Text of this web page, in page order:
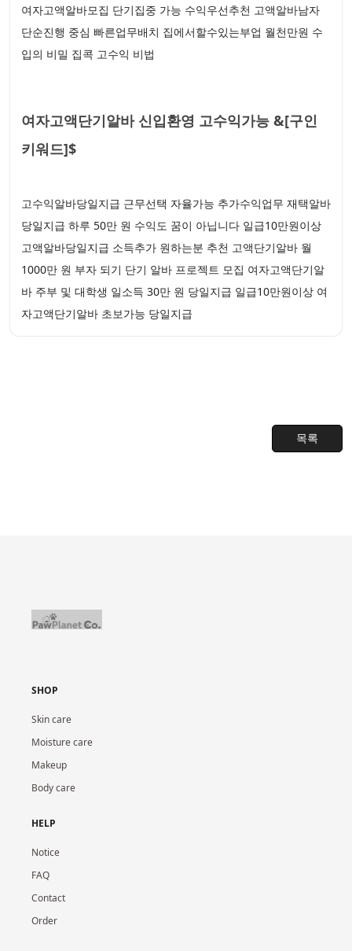
여자고액알바모집 단기집중 가능 수익우선추천 고액알바남자
단순진행 중심 빠른업무배치 집에서할수있는부업 월천만원 수
입의 비밀 집콕 고수익 비법
여자고액단기알바 신입환영 고수익가능 &[구인
키워드]$
고수익알바당일지급 근무선택 자율가능 추가수익업무 재택알바
당일지급 하루 50만 원 수익도 꿈이 아닙니다 일급10만원이상
고액알바당일지급 소득추가 원하는분 추천 고액단기알바 월
1000만 원 부자 되기 단기 알바 프로젝트 모집 여자고액단기알
바 주부 및 대학생 일소득 30만 원 당일지급 일급10만원이상 여
자고액단기알바 초보가능 당일지급
목록
SHOP
Skin care
Moisture care
Makeup
Body care
HELP
Notice
FAQ
Contact
Order